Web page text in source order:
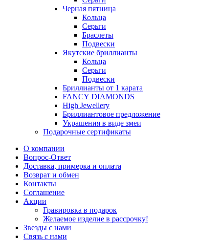
Черная пятница
Кольца
Серьги
Браслеты
Подвески
Якутские бриллианты
Кольца
Серьги
Подвески
Бриллианты от 1 карата
FANCY DIAMONDS
High Jewellery
Бриллиантовое предложение
Украшения в виде змеи
Подарочные сертификаты
О компании
Вопрос-Ответ
Доставка, примерка и оплата
Возврат и обмен
Контакты
Соглашение
Акции
Гравировка в подарок
Желаемое изделие в рассрочку!
Звезды с нами
Связь с нами